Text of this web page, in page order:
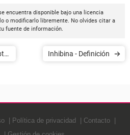
encuentra disponible bajo una licencia
o modificarlo libremente. No olvides citar a
fuente de información.
Inhibina - Definición
Política de privacidad
Contacto